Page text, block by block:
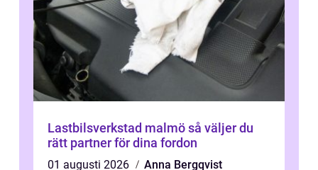
Lastbilsverkstad malmö så väljer du
rätt partner för dina fordon
01 augusti 2026
Anna Bergqvist